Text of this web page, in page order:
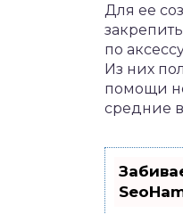
Для ее
по
Из них
помощи
средние